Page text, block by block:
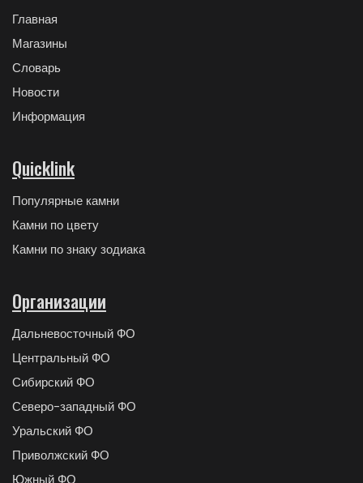
Главная
Магазины
Словарь
Новости
Информация
Quicklink
Популярные камни
Камни по цвету
Камни по знаку зодиака
Организации
Дальневосточный ФО
Центральный ФО
Сибирский ФО
Северо-западный ФО
Уральский ФО
Приволжский ФО
Южный ФО